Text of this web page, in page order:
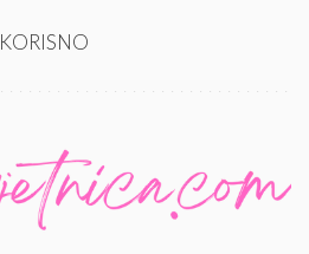
KORISNO